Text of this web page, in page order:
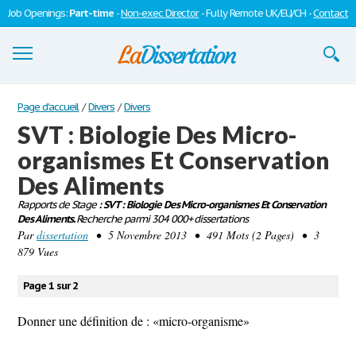
Job Openings:Part-time -Non-exec Director- Fully Remote UK/EU/CH -Contact
Dissertations
S'inscrire
Se connecter
Contactez-nous
Page d'accueil / Divers / Divers
SVT : Biologie Des Micro-
organismes Et Conservation
Des Aliments
Rapports de Stage: SVT : Biologie Des Micro-organismes Et Conservation
Des Aliments.Recherche parmi 304 000+ dissertations
Pardissertation • 5 Novembre 2013 • 491 Mots (2 Pages) • 3
879 Vues
Page 1 sur 2
Donner une définition de : «micro-organisme»